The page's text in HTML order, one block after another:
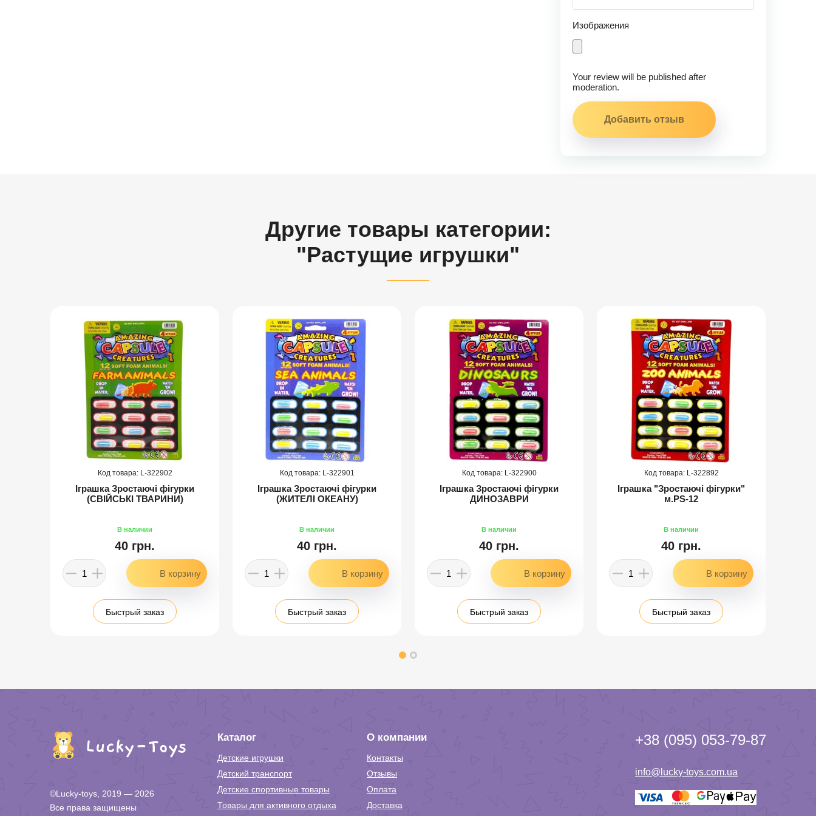
Изображения
Your review will be published after
moderation.
Другие товары категории:
"Растущие игрушки"
322902
Іграшка Зростаючі фігурки
(СВІЙСЬКІ ТВАРИНИ)
40 грн.
Быстрый заказ
322901
Іграшка Зростаючі фігурки
(ЖИТЕЛІ ОКЕАНУ)
40 грн.
Быстрый заказ
322900
Іграшка Зростаючі фігурки
ДИНОЗАВРИ
40 грн.
Быстрый заказ
322892
Іграшка "Зростаючі фігурки"
м.PS-12
40 грн.
Быстрый заказ
©Lucky-toys, 2019 — 2026
Все права защищены
Каталог
Детские игрушки
Детский транспорт
Детские спортивные товары
Товары для активного отдыха
О компании
Контакты
Отзывы
Оплата
Доставка
+38 (095) 053-79-87
info@lucky-toys.com.ua